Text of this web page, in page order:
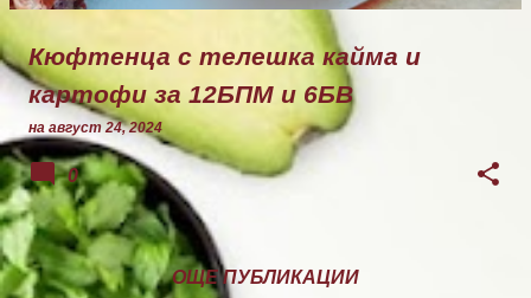
Кюфтенца с телешка кайма и
картофи за 12БПМ и 6БВ
на август 24, 2024
0
ОЩЕ ПУБЛИКАЦИИ